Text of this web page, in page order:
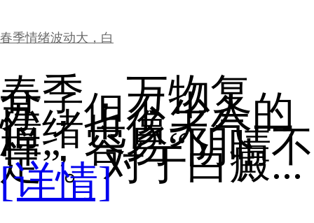
春季情绪波动大，白
春季，万物复
苏，但不少人的
情绪也像天气一
样，容易“阴晴不
定”。对于白癜...
[详情]